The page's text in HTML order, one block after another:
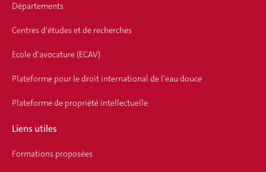
Départements
Centres d'études et de recherches
Ecole d'avocature (ECAV)
Plateforme pour le droit international de l'eau douce
Plateforme de propriété intellectuelle
Liens utiles
Formations proposées